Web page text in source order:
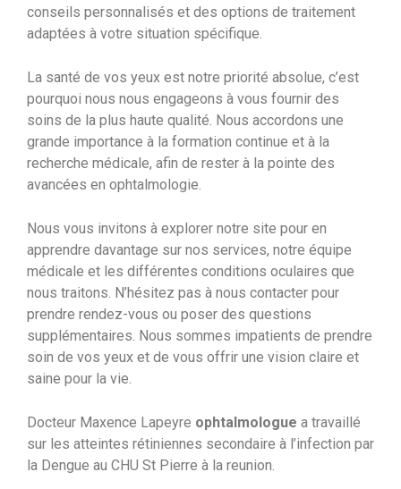
conseils personnalisés et des options de traitement
adaptées à votre situation spécifique.
La santé de vos yeux est notre priorité absolue, c’est
pourquoi nous nous engageons à vous fournir des
soins de la plus haute qualité. Nous accordons une
grande importance à la formation continue et à la
recherche médicale, afin de rester à la pointe des
avancées en ophtalmologie.
Nous vous invitons à explorer notre site pour en
apprendre davantage sur nos services, notre équipe
médicale et les différentes conditions oculaires que
nous traitons. N’hésitez pas à nous contacter pour
prendre rendez-vous ou poser des questions
supplémentaires. Nous sommes impatients de prendre
soin de vos yeux et de vous offrir une vision claire et
saine pour la vie.
Docteur Maxence Lapeyre ophtalmologue a travaillé
sur les atteintes rétiniennes secondaire à l’infection par
la Dengue au CHU St Pierre à la reunion.